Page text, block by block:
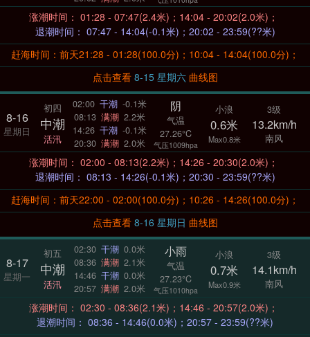
涨潮时间： 01:28 - 07:47(2.4米)；14:04 - 20:02(2.0米)；
退潮时间： 07:47 - 14:04(-0.1米)；20:02 - 23:59(??米)
赶海时间：前天21:28 - 01:28(100.0分)；10:04 - 14:04(100.0分)；
点击查看
8-15 星期六 曲线图
8-16
星期日
初四
中潮
活汛
02:00 干潮 -0.1米
08:13 满潮 2.2米
14:26 干潮 -0.1米
20:30 满潮 2.0米
阴
气温
27.26°C
气压1009hpa
小浪
0.6米
Max0.8米
3级
13.2km/h
南风
涨潮时间： 02:00 - 08:13(2.2米)；14:26 - 20:30(2.0米)；
退潮时间： 08:13 - 14:26(-0.1米)；20:30 - 23:59(??米)
赶海时间：前天22:00 - 02:00(100.0分)；10:26 - 14:26(100.0分)；
点击查看
8-16 星期日 曲线图
8-17
星期一
初五
中潮
活汛
02:30 干潮 0.0米
08:36 满潮 2.1米
14:46 干潮 0.0米
20:57 满潮 2.0米
小雨
气温
27.23°C
气压1010hpa
小浪
0.7米
Max0.9米
3级
14.1km/h
南风
涨潮时间： 02:30 - 08:36(2.1米)；14:46 - 20:57(2.0米)；
退潮时间： 08:36 - 14:46(0.0米)；20:57 - 23:59(??米)